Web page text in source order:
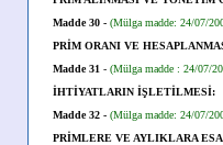
Madde 30 - (Mülga madde: 24/07/
PRİM ORANI VE
Madde 31 - (Mülga madde : 24/07/
İHTİYATLARIN İŞLETİLMESİ:
Madde 32 - (Mülga madde: 24/07/
PRİMLERE VE AYLIKLARA